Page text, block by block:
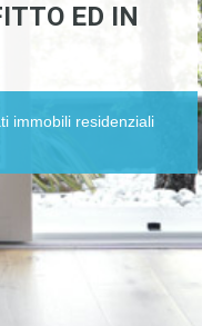
ED IN
immobili residenziali